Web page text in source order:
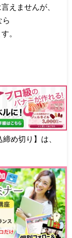
えませんが、
ら
。
め切り】は、